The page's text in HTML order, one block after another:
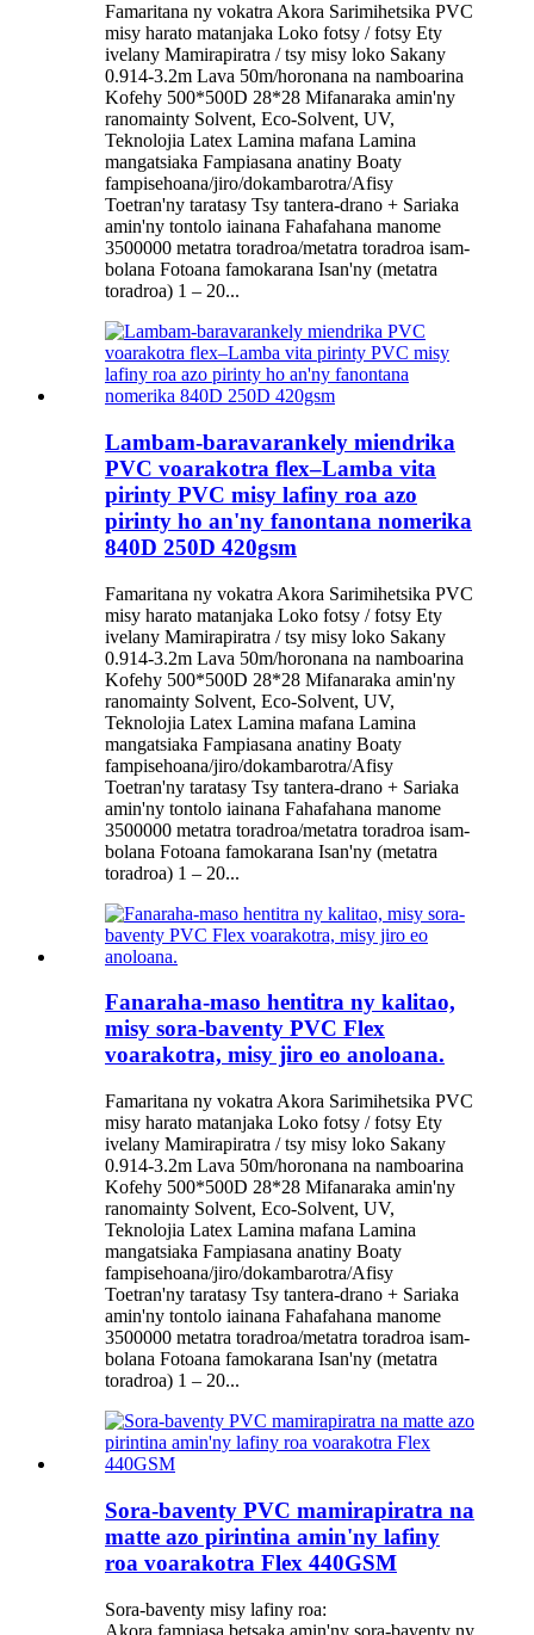
Famaritana ny vokatra Akora Sarimihetsika PVC
misy harato matanjaka Loko fotsy / fotsy Ety
ivelany Mamirapiratra / tsy misy loko Sakany
0.914-3.2m Lava 50m/horonana na namboarina
Kofehy 500*500D 28*28 Mifanaraka amin'ny
ranomainty Solvent, Eco-Solvent, UV,
Teknolojia Latex Lamina mafana Lamina
mangatsiaka Fampiasana anatiny Boaty
fampisehoana/jiro/dokambarotra/Afisy
Toetran'ny taratasy Tsy tantera-drano + Sariaka
amin'ny tontolo iainana Fahafahana manome
3500000 metatra toradroa/metatra toradroa isam-
bolana Fotoana famokarana Isan'ny (metatra
toradroa) 1 – 20...
Lambam-baravarankely miendrika
PVC voarakotra flex–Lamba vita
pirinty PVC misy lafiny roa azo
pirinty ho an'ny fanontana nomerika
840D 250D 420gsm
Famaritana ny vokatra Akora Sarimihetsika PVC
misy harato matanjaka Loko fotsy / fotsy Ety
ivelany Mamirapiratra / tsy misy loko Sakany
0.914-3.2m Lava 50m/horonana na namboarina
Kofehy 500*500D 28*28 Mifanaraka amin'ny
ranomainty Solvent, Eco-Solvent, UV,
Teknolojia Latex Lamina mafana Lamina
mangatsiaka Fampiasana anatiny Boaty
fampisehoana/jiro/dokambarotra/Afisy
Toetran'ny taratasy Tsy tantera-drano + Sariaka
amin'ny tontolo iainana Fahafahana manome
3500000 metatra toradroa/metatra toradroa isam-
bolana Fotoana famokarana Isan'ny (metatra
toradroa) 1 – 20...
Fanaraha-maso hentitra ny kalitao,
misy sora-baventy PVC Flex
voarakotra, misy jiro eo anoloana.
Famaritana ny vokatra Akora Sarimihetsika PVC
misy harato matanjaka Loko fotsy / fotsy Ety
ivelany Mamirapiratra / tsy misy loko Sakany
0.914-3.2m Lava 50m/horonana na namboarina
Kofehy 500*500D 28*28 Mifanaraka amin'ny
ranomainty Solvent, Eco-Solvent, UV,
Teknolojia Latex Lamina mafana Lamina
mangatsiaka Fampiasana anatiny Boaty
fampisehoana/jiro/dokambarotra/Afisy
Toetran'ny taratasy Tsy tantera-drano + Sariaka
amin'ny tontolo iainana Fahafahana manome
3500000 metatra toradroa/metatra toradroa isam-
bolana Fotoana famokarana Isan'ny (metatra
toradroa) 1 – 20...
Sora-baventy PVC mamirapiratra na
matte azo pirintina amin'ny lafiny
roa voarakotra Flex 440GSM
Sora-baventy misy lafiny roa:
Akora fampiasa betsaka amin'ny sora-baventy ny